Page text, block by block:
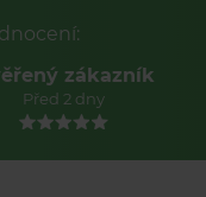
zákazník
Před 2 dny